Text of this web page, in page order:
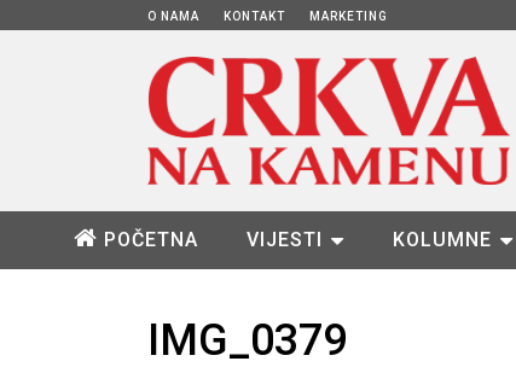
O NAMA KONTAKT MARKETING
POČETNA VIJESTI KOLUMNE
IMG_0379